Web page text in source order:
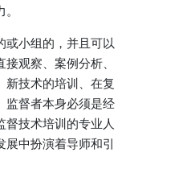
或小组的，并且可以
观察、案例分析、
新技术的培训、在复
监督者本身必须是经
督技术培训的专业人
展中扮演着导师和引